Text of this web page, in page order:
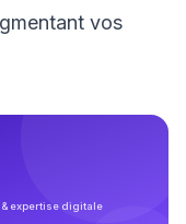
vos
& expertise digitale